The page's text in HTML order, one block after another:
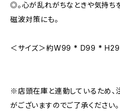
◎。心が乱れがちなときや気持ち
磁波対策にも。
＜サイズ＞約W99 * D99 *
※店頭在庫と連動しているため
がございますのでご了承ください。